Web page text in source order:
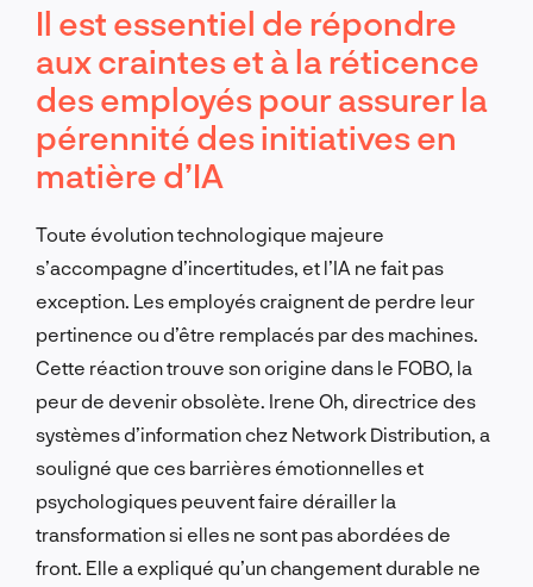
Il est essentiel de répondre
aux craintes et à la réticence
des employés pour assurer la
pérennité des initiatives en
matière d’IA
Toute évolution technologique majeure
s’accompagne d’incertitudes, et l’IA ne fait pas
exception. Les employés craignent de perdre leur
pertinence ou d’être remplacés par des machines.
Cette réaction trouve son origine dans le FOBO, la
peur de devenir obsolète. Irene Oh, directrice des
systèmes d’information chez Network Distribution, a
souligné que ces barrières émotionnelles et
psychologiques peuvent faire dérailler la
transformation si elles ne sont pas abordées de
front. Elle a expliqué qu’un changement durable ne